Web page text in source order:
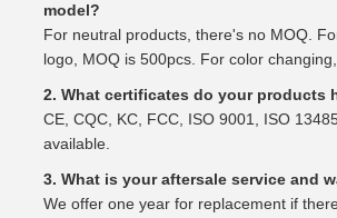
model?
For neutral products, there's no MOQ.
logo, MOQ is 500pcs. For color
2. What certificates do your products
CE, CQC, KC, FCC, ISO 9001, ISO
available.
3. What is your aftersale service and
We offer one year for replacement if